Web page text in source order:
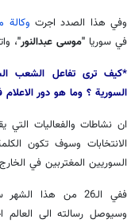
وفي هذا الصدد اجرت وكالة
في سوريا "موسی عبدالنور"،
*كيف ترى تفاعل الشعب
السورية ؟ وما هو دور
ان نشاطات والفعاليات
الانتخابات وسوف تكون
السوريين المغتربين في الخارج في الـ20 من هذا الشهر
ففي الـ26 من هذا
وسيوصل رسالته الى العالم